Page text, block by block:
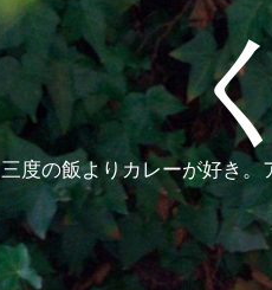
三度の飯よりカレーが好き。